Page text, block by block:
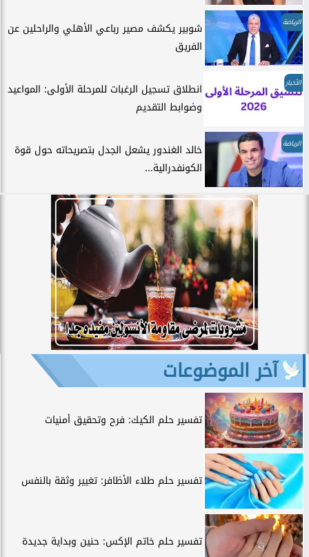
الرياضة
شوبير يكشف مصير رباعي الأهلي والراحلين عن
الفريق
الأخبار
انطلاق تسجيل الرغبات للمرحلة الأولى: المواعيد
وضوابط التقديم
الرياضة
خالد الغندور يشعل الجدل بتصريحاته حول قوة
الكونفدرالية...
آخر الموضوعات
تفسير حلم الكيك: فرح وتحقيق أمنيات
تفسير حلم طلاء الأظافر: تغيير وثقة بالنفس
تفسير حلم خاتم الإكس: حنين وبداية جديدة